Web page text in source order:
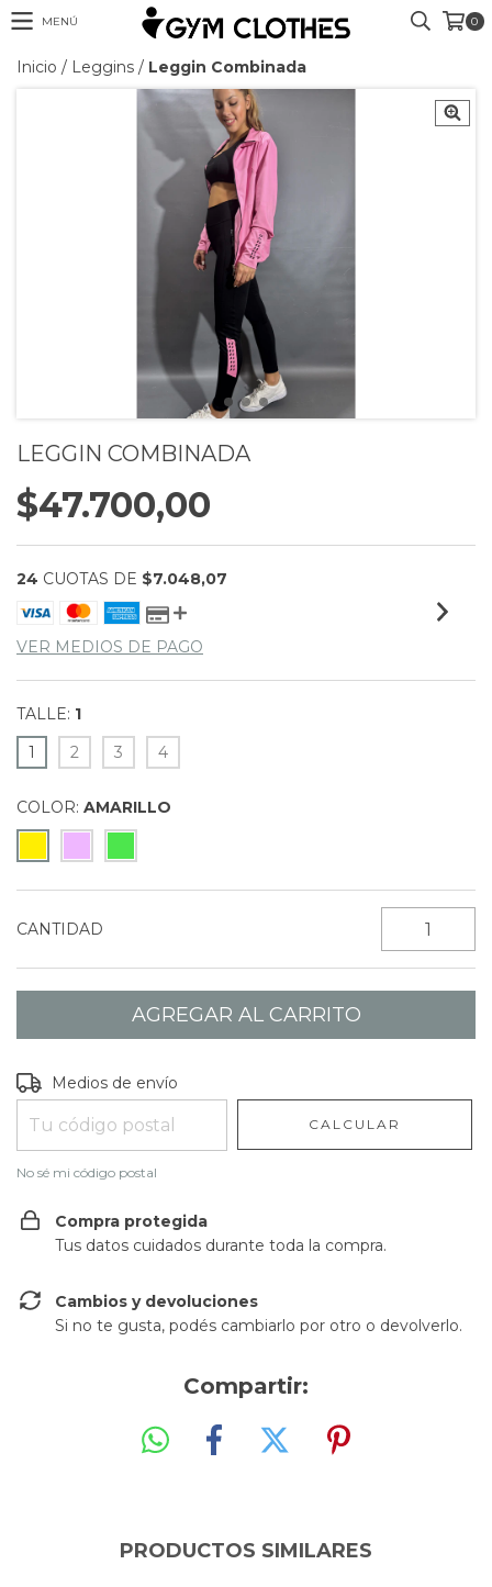
MENÚ 0
Inicio / Leggins / Leggin Combinada
LEGGIN COMBINADA
$47.700,00
24 CUOTAS DE $7.048,07
VER MEDIOS DE PAGO
TALLE: 1
1
2 3 4
COLOR: AMARILLO
CANTIDAD
Entregas para el CP:
Medios de envío
CALCULAR
No sé mi código postal
Compra protegida
Tus datos cuidados durante toda la compra.
Cambios y devoluciones
Si no te gusta, podés cambiarlo por otro o devolverlo.
Compartir:
PRODUCTOS SIMILARES